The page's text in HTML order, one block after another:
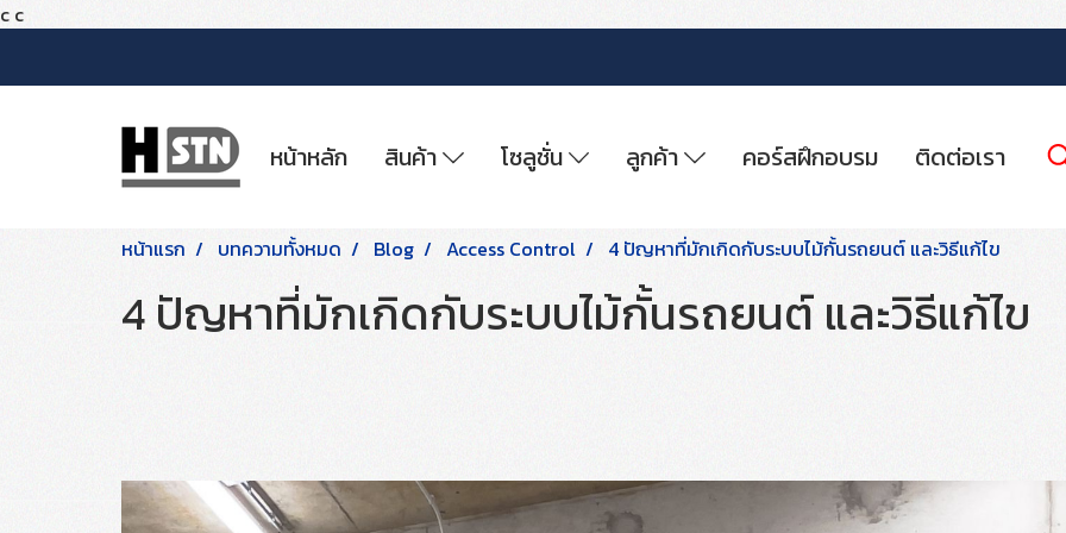
c c
หน้าหลัก สินค้า โซลูชั่น ลูกค้า คอร์สฝึกอบรม ติดต่อเรา
หน้าแรก บทความทั้งหมด Blog Access Control 4 ปัญหาที่มักเกิดกับระบบไม้กั้นรถยนต์ และวิธีแก้ไข
4 ปัญหาที่มักเกิดกับระบบไม้กั้นรถยนต์ และวิธีแก้ไข